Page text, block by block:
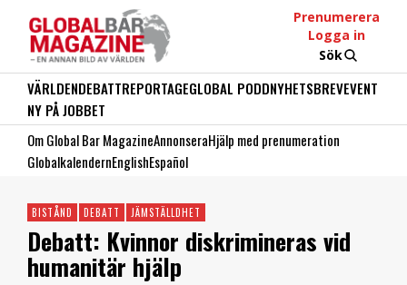
Prenumerera
Logga in
Sök
VÄRLDENDEBATTREPORTAGEGLOBAL PODDNYHETSBREVEVENT
NY PÅ JOBBET
Om Global Bar MagazineAnnonseraHjälp med prenumeration
GlobalkalendernEnglishEspañol
BISTÅND DEBATT JÄMSTÄLLDHET
Debatt: Kvinnor diskrimineras vid
humanitär hjälp